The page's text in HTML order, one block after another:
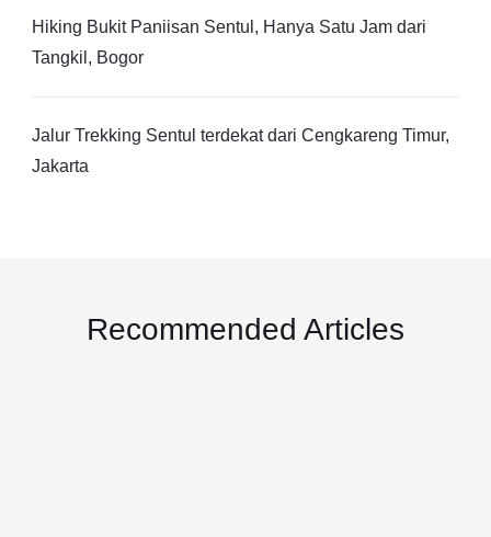
Hiking Bukit Paniisan Sentul, Hanya Satu Jam dari
Tangkil, Bogor
Jalur Trekking Sentul terdekat dari Cengkareng Timur,
Jakarta
Recommended Articles